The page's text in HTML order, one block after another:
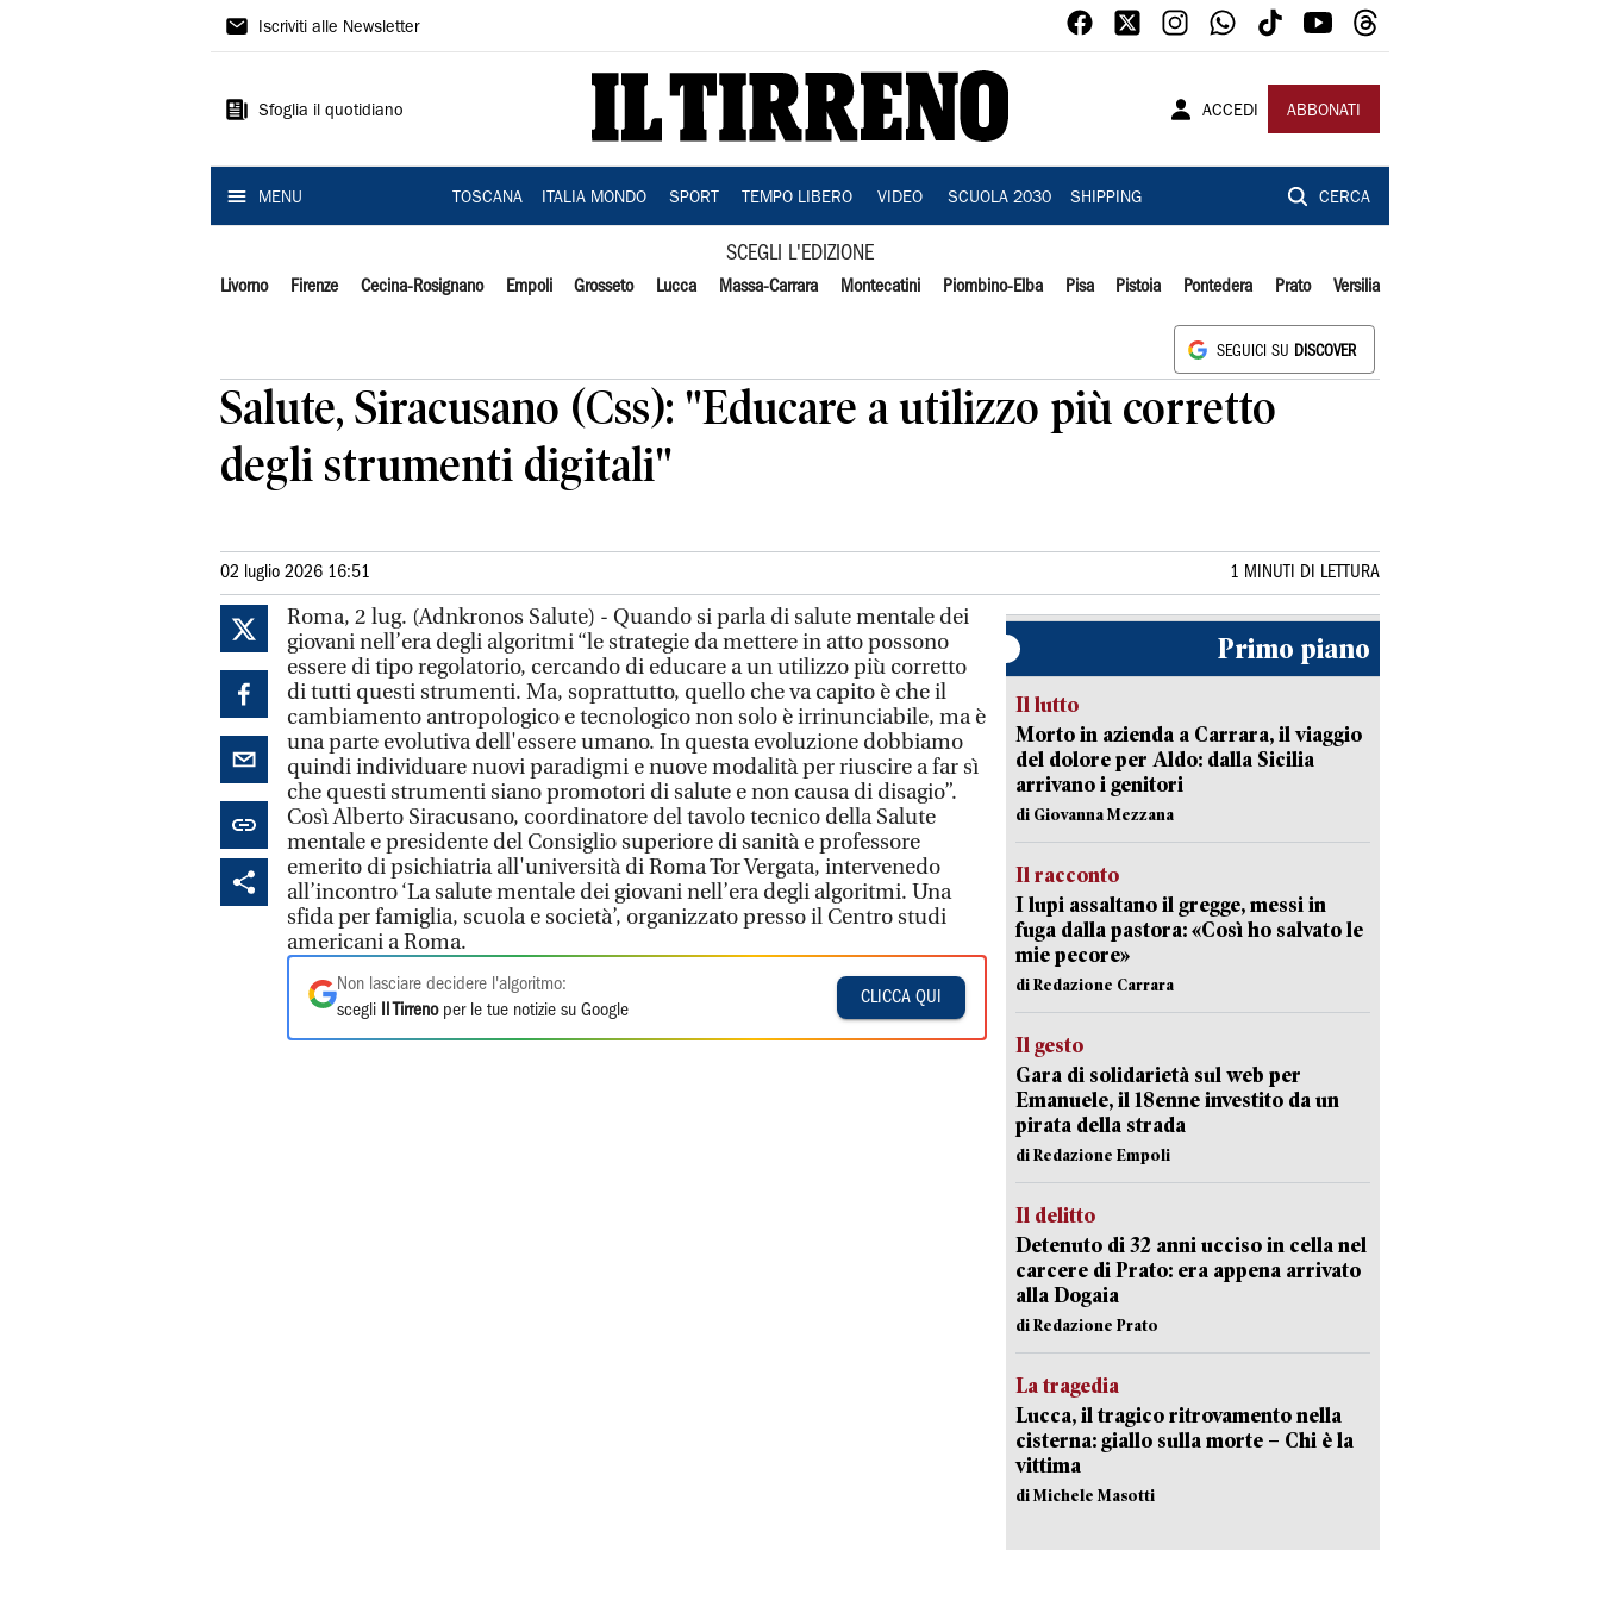
Il
Iscriviti alle Newsletter
Sfoglia il quotidiano ACCEDI ABBONATI
MENU TOSCANA ITALIA MONDO SPORT TEMPO LIBERO VIDEO SCUOLA 2030 SHIPPING CERCA
SCEGLI L'EDIZIONE
Livorno Firenze Cecina-Rosignano Empoli Grosseto Lucca Massa-Carrara Montecatini Piombino-Elba Pisa Pistoia Pontedera Prato Versilia
SEGUICI SU DISCOVER
Salute, Siracusano (Css): "Educare a utilizzo più corretto
degli strumenti digitali"
02 luglio 2026 16:51 1 MINUTI DI LETTURA
Roma, 2 lug. (Adnkronos Salute) - Quando si parla di salute mentale dei
giovani nell’era degli algoritmi “le strategie da mettere in atto possono
essere di tipo regolatorio, cercando di educare a un utilizzo più corretto
di tutti questi strumenti. Ma, soprattutto, quello che va capito è che il
cambiamento antropologico e tecnologico non solo è irrinunciabile, ma è
una parte evolutiva dell'essere umano. In questa evoluzione dobbiamo
quindi individuare nuovi paradigmi e nuove modalità per riuscire a far sì
che questi strumenti siano promotori di salute e non causa di disagio”.
Così Alberto Siracusano, coordinatore del tavolo tecnico della Salute
mentale e presidente del Consiglio superiore di sanità e professore
emerito di psichiatria all'università di Roma Tor Vergata, intervenedo
all’incontro ‘La salute mentale dei giovani nell’era degli algoritmi. Una
sfida per famiglia, scuola e società’, organizzato presso il Centro studi
americani a Roma.
Non lasciare decidere l'algoritmo:
scegli
Il Tirrenoper le tue notizie su Google
CLICCA QUI
Primo piano
Il lutto
Morto in azienda a Carrara, il viaggio
del dolore per Aldo: dalla Sicilia
arrivano i genitori
di Giovanna Mezzana
Il racconto
I lupi assaltano il gregge, messi in
fuga dalla pastora: «Così ho salvato le
mie pecore»
di Redazione Carrara
Il gesto
Gara di solidarietà sul web per
Emanuele, il 18enne investito da un
pirata della strada
di Redazione Empoli
Il delitto
Detenuto di 32 anni ucciso in cella nel
carcere di Prato: era appena arrivato
alla Dogaia
di Redazione Prato
La tragedia
Lucca, il tragico ritrovamento nella
cisterna: giallo sulla morte – Chi è la
vittima
di Michele Masotti